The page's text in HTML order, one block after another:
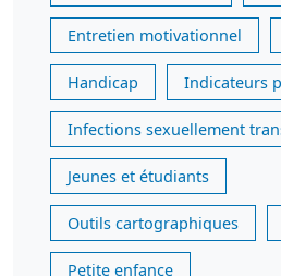
Entretien motivationnel
Handicap Indicateurs
Infections sexuellement
Jeunes et étudiants
Outils cartographiques
Petite enfance